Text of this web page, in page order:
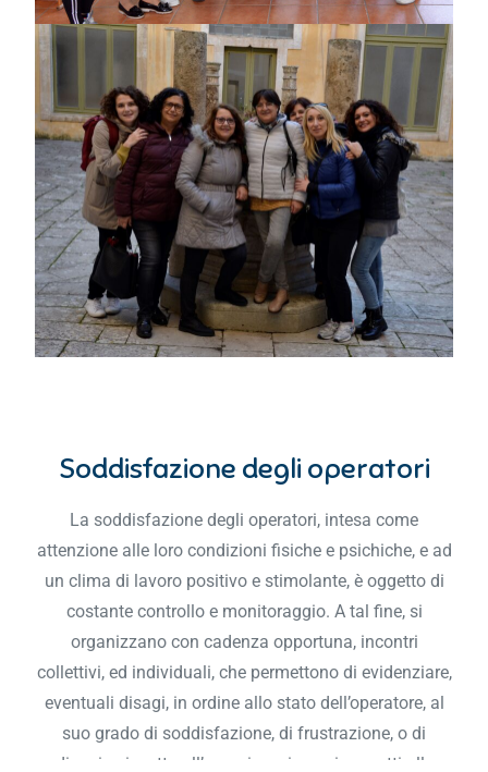
Soddisfazione degli operatori
La soddisfazione degli operatori, intesa come
attenzione alle loro condizioni fisiche e psichiche, e ad
un clima di lavoro positivo e stimolante, è oggetto di
costante controllo e monitoraggio. A tal fine, si
organizzano con cadenza opportuna, incontri
collettivi, ed individuali, che permettono di evidenziare,
eventuali disagi, in ordine allo stato dell’operatore, al
suo grado di soddisfazione, di frustrazione, o di
disagio, rispetto all’organizzazione ai progetti alle